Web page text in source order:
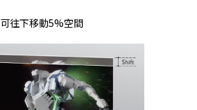
可往下移動5%空間